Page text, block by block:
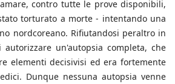
contro tutte le prove disponibili,
torturato a morte - intentando una
nordcoreano. Rifiutandosi peraltro in
un'autopsia completa, che
elementi decisivisi ed era fortemente
Dunque nessuna autopsia venne